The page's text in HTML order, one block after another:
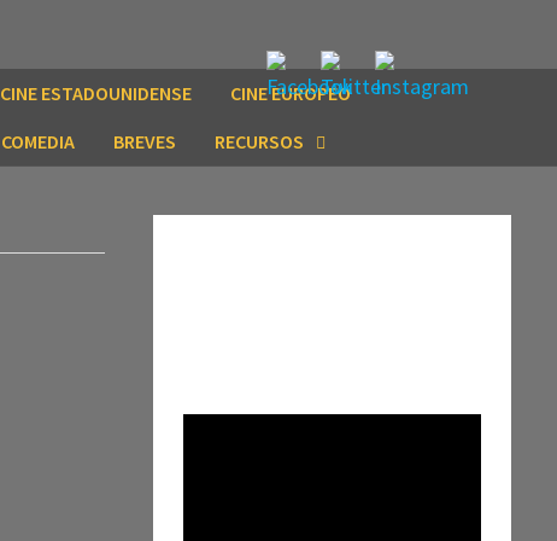
CINE ESTADOUNIDENSE
CINE EUROPEO
COMEDIA BREVES RECURSOS